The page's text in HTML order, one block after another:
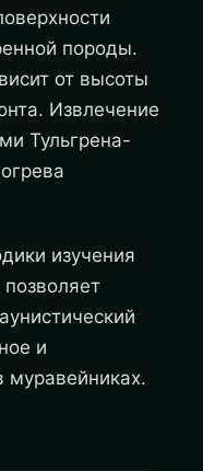
породы.
от высоты
Извлечение
Тульгрена-
изучения
и
муравейниках.